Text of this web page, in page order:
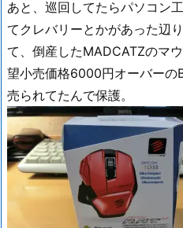
あと、巡回してたらパソコン
てクレバリーとかがあった辺
て、倒産したMADCATZのマ
望小売価格6000円オーバー
売られてたんで保護。